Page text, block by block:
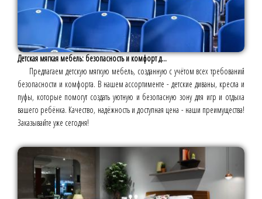
Детская мягкая мебель: безопасность и комфорт д...
Предлагаем детскую мягкую мебель, созданную с учётом всех требований
безопасности и комфорта. В нашем ассортименте - детские диваны, кресла и
пуфы, которые помогут создать уютную и безопасную зону для игр и отдыха
вашего ребёнка. Качество, надёжность и доступная цена - наши преимущества!
Заказывайте уже сегодня!